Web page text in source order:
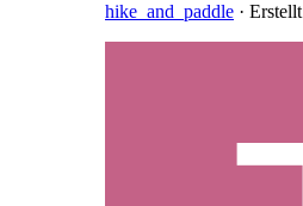
hike_and_paddle · Erstellt